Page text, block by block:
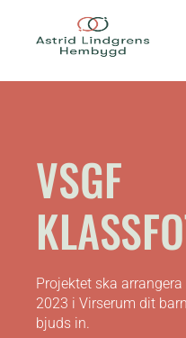
VSGF
Projektet ska
2023 i Virserum dit
bjuds in.